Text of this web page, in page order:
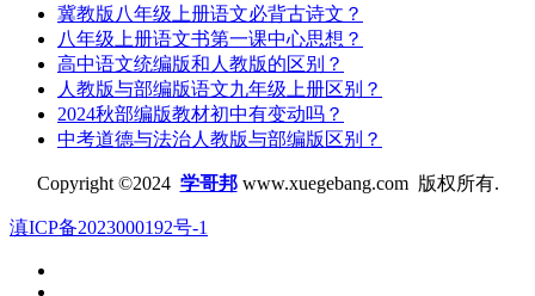
冀教版八年级上册语文必背古诗文？
八年级上册语文书第一课中心思想？
高中语文统编版和人教版的区别？
人教版与部编版语文九年级上册区别？
2024秋部编版教材初中有变动吗？
中考道德与法治人教版与部编版区别？
Copyright ©2024 学哥邦www.xuegebang.com 版权所有.
滇ICP备2023000192号-1